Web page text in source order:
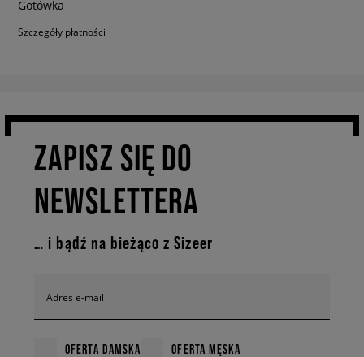
Szczegóły płatności
ZAPISZ SIĘ DO
NEWSLETTERA
… i bądź na bieżąco z Sizeer
Adres e-mail
OFERTA DAMSKA OFERTA MĘSKA